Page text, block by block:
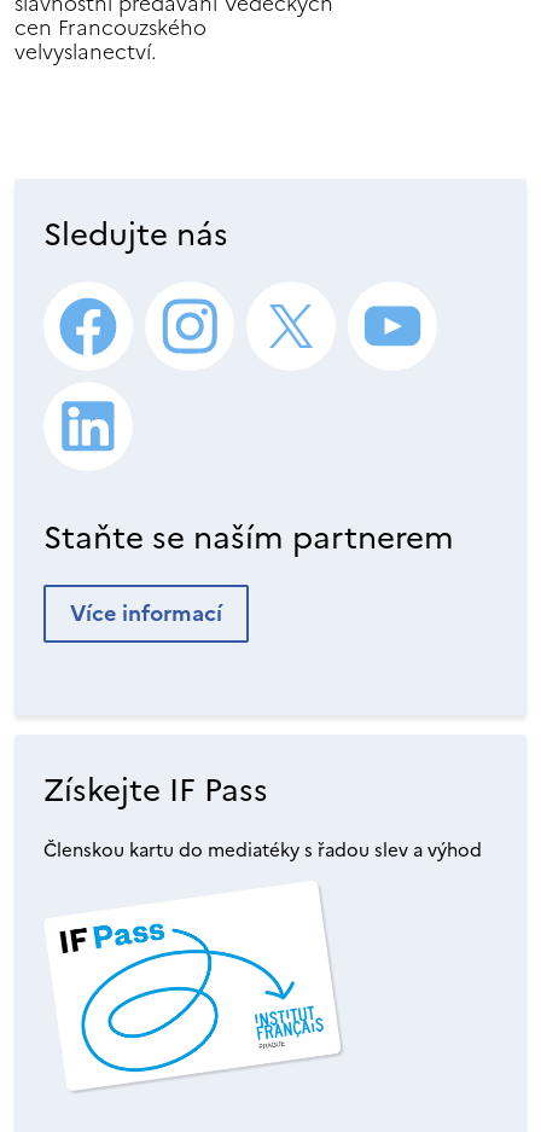
cen Francouzského
velvyslanectví.
Sledujte nás
Staňte se naším partnerem
Více informací
Získejte IF Pass
Členskou kartu do mediatéky s řadou slev a výhod